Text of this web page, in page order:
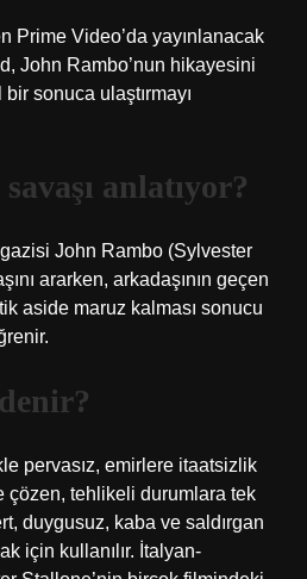
Prime Video’da yayınlanacak
John Rambo’nun hikayesini
sonuca ulaştırmayı
anlatıyor?
John Rambo (Sylvester
ararken, arkadaşının geçen
aside maruz kalması sonucu
pervasız, emirlere itaatsizlik
çözen, tehlikeli durumlara tek
duygusuz, kaba ve saldırgan
için kullanılır. İtalyan-